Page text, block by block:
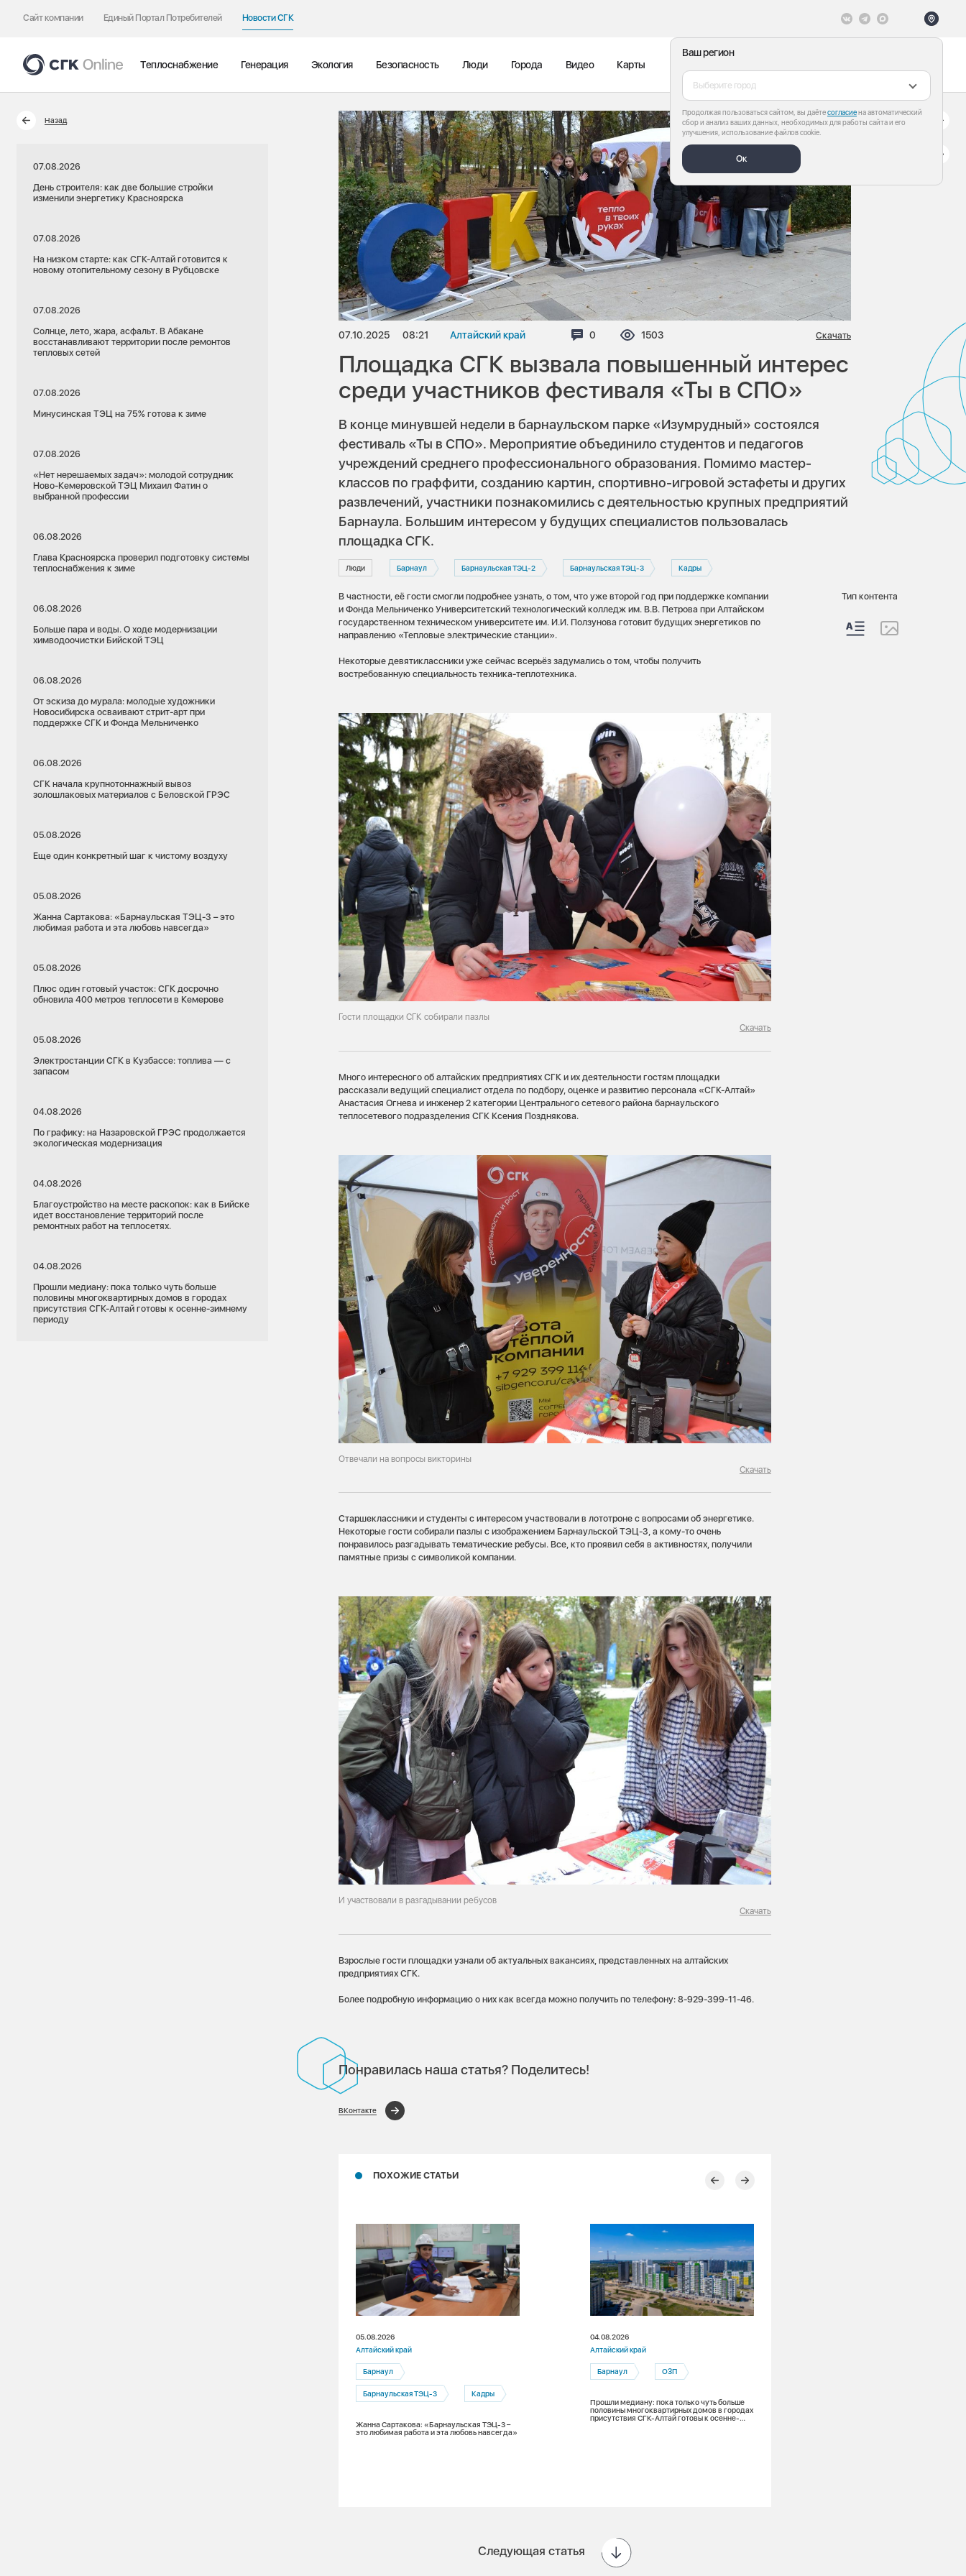
Сайт компании Единый Портал Потребителей Новости СГК
Ваш регион
Выберите город
Продолжая пользоваться сайтом, вы даётесогласиена автоматический
сбор и анализ ваших данных, необходимых для работы сайта и его
улучшения, использование файлов cookie.
Ок
Теплоснабжение Генерация Экология Безопасность Люди Города Видео Карты
Назад
07.08.2026
День строителя: как две большие стройки
изменили энергетику Красноярска
07.08.2026
На низком старте: как СГК-Алтай готовится к
новому отопительному сезону в Рубцовске
07.08.2026
Солнце, лето, жара, асфальт. В Абакане
восстанавливают территории после ремонтов
тепловых сетей
07.08.2026
Минусинская ТЭЦ на 75% готова к зиме
07.08.2026
«Нет нерешаемых задач»: молодой сотрудник
Ново-Кемеровской ТЭЦ Михаил Фатин о
выбранной профессии
06.08.2026
Глава Красноярска проверил подготовку системы
теплоснабжения к зиме
06.08.2026
Больше пара и воды. О ходе модернизации
химводоочистки Бийской ТЭЦ
06.08.2026
От эскиза до мурала: молодые художники
Новосибирска осваивают стрит-арт при
поддержке СГК и Фонда Мельниченко
06.08.2026
СГК начала крупнотоннажный вывоз
золошлаковых материалов с Беловской ГРЭС
05.08.2026
Еще один конкретный шаг к чистому воздуху
05.08.2026
Жанна Сартакова: «Барнаульская ТЭЦ-3 – это
любимая работа и эта любовь навсегда»
05.08.2026
Плюс один готовый участок: СГК досрочно
обновила 400 метров теплосети в Кемерове
05.08.2026
Электростанции СГК в Кузбассе: топлива — с
запасом
04.08.2026
По графику: на Назаровской ГРЭС продолжается
экологическая модернизация
04.08.2026
Благоустройство на месте раскопок: как в Бийске
идет восстановление территорий после
ремонтных работ на теплосетях.
04.08.2026
Прошли медиану: пока только чуть больше
половины многоквартирных домов в городах
присутствия СГК-Алтай готовы к осенне-зимнему
периоду
07.10.2025 08:21 Алтайский край Комментариев:
0 Просмотров:
1503 Скачать
Площадка СГК вызвала повышенный интерес
среди участников фестиваля «Ты в СПО»
В конце минувшей недели в барнаульском парке «Изумрудный» состоялся
фестиваль «Ты в СПО». Мероприятие объединило студентов и педагогов
учреждений среднего профессионального образования. Помимо мастер-
классов по граффити, созданию картин, спортивно-игровой эстафеты и других
развлечений, участники познакомились с деятельностью крупных предприятий
Барнаула. Большим интересом у будущих специалистов пользовалась
площадка СГК.
Люди Барнаул Барнаульская ТЭЦ-2 Барнаульская ТЭЦ-3 Кадры
В частности, её гости смогли подробнее узнать, о том, что уже второй год при поддержке компании
и Фонда Мельниченко Университетский технологический колледж им. В.В. Петрова при Алтайском
государственном техническом университете им. И.И. Ползунова готовит будущих энергетиков по
направлению «Тепловые электрические станции».
Некоторые девятиклассники уже сейчас всерьёз задумались о том, чтобы получить
востребованную специальность техника-теплотехника.
Гости площадки СГК собирали пазлы
Скачать
Много интересного об алтайских предприятиях СГК и их деятельности гостям площадки
рассказали ведущий специалист отдела по подбору, оценке и развитию персонала «СГК-Алтай»
Анастасия Огнева и инженер 2 категории Центрального сетевого района барнаульского
теплосетевого подразделения СГК Ксения Позднякова.
Отвечали на вопросы викторины
Скачать
Старшеклассники и студенты с интересом участвовали в лототроне с вопросами об энергетике.
Некоторые гости собирали пазлы с изображением Барнаульской ТЭЦ-3, а кому-то очень
понравилось разгадывать тематические ребусы. Все, кто проявил себя в активностях, получили
памятные призы с символикой компании.
И участвовали в разгадывании ребусов
Скачать
Взрослые гости площадки узнали об актуальных вакансиях, представленных на алтайских
предприятиях СГК.
Более подробную информацию о них как всегда можно получить по телефону: 8-929-399-11-46.
Понравилась наша статья? Поделитесь!
ВКонтакте
ПОХОЖИЕ СТАТЬИ
05.08.2026
Алтайский край
Барнаул
Барнаульская ТЭЦ-3 Кадры
Жанна Сартакова: «Барнаульская ТЭЦ-3 –
это любимая работа и эта любовь навсегда»
04.08.2026
Алтайский край
Барнаул ОЗП
Прошли медиану: пока только чуть больше
половины многоквартирных домов в городах
присутствия СГК-Алтай готовы к осенне-
Следующая статья
Тип контента